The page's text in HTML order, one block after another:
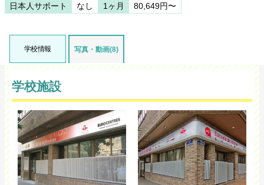
日本人サポート
なし 1ヶ月 80,649円〜
学校情報 写真・動画(8)
学校施設